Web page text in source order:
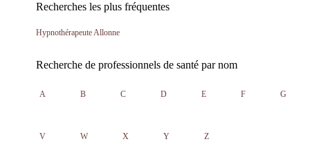
Recherches les plus fréquentes
Hypnothérapeute Allonne
Recherche de professionnels de santé par nom
A B C D E F G
V W X Y Z